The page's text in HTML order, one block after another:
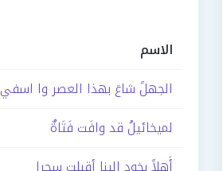
الاسم
الجهلً شاعَ بهذا العصر وا اسفي
لميخائيلُ قد وافَت فَتَاةٌ